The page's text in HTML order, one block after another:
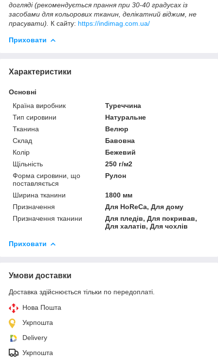
догляді (рекомендується прання при 30-40 градусах із
засобами для кольорових тканин, делікатний віджим, не
прасувати). К сайту: https://indimag.com.ua/
Приховати
Характеристики
Основні
Країна виробник
Туреччина
Тип сировини
Натуральне
Тканина
Велюр
Склад
Бавовна
Колір
Бежевий
Щільність
250 г/м2
Форма сировини, що
поставляється
Рулон
Ширина тканини
1800 мм
Призначення
Для HoReCa, Для дому
Призначення тканини
Для пледів, Для покривав,
Для халатів, Для чохлів
Приховати
Умови доставки
Доставка здійснюється тільки по передоплаті.
Нова Пошта
Укрпошта
Delivery
Укрпошта